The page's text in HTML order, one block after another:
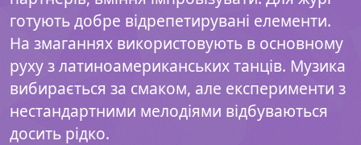
готують добре відрепетирувані елементи.
На змаганнях використовують в основному
руху з латиноамериканських танців. Музика
вибирається за смаком, але експерименти з
нестандартними мелодіями відбуваються
досить рідко.